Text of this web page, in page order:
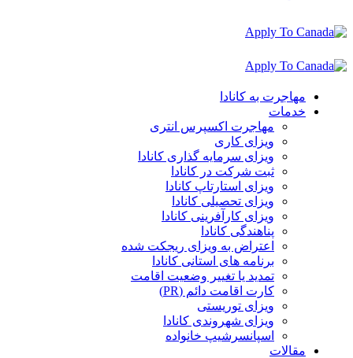
مهاجرت به کانادا
خدمات
مهاجرت اکسپرس انتری
ویزای کاری
ویزای سرمایه گذاری کانادا
ثبت شرکت در کانادا
ویزای استارتاپ کانادا
ویزای تحصیلی کانادا
ویزای کارآفرینی کانادا
پناهندگی کانادا
اعتراض به ویزای ریجکت شده
برنامه های استانی کانادا
تمدید یا تغییر وضعیت اقامت
کارت اقامت دائم (PR)
ویزای توریستی
ویزای شھروندی کانادا
اسپانسرشیپ خانواده
مقالات